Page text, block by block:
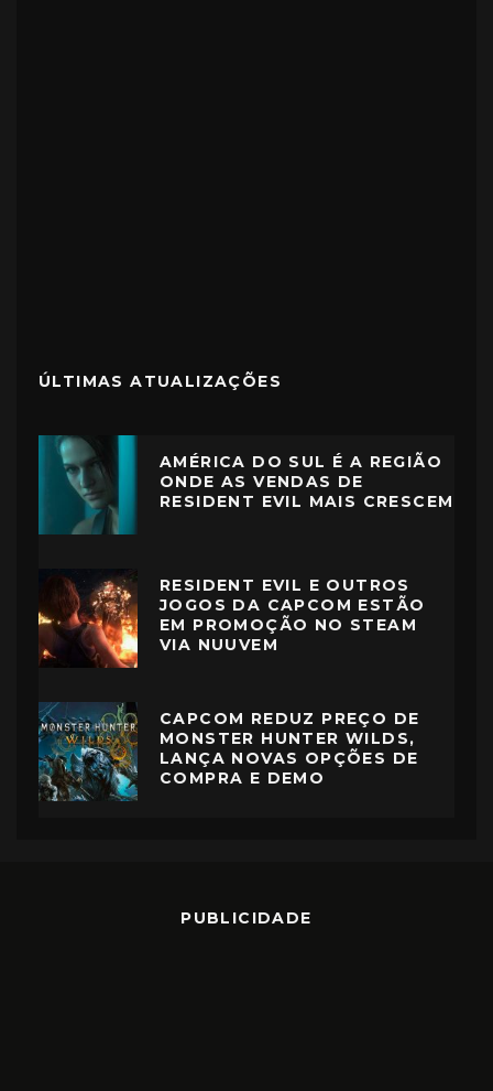
ÚLTIMAS ATUALIZAÇÕES
AMÉRICA DO SUL É A REGIÃO
ONDE AS VENDAS DE
RESIDENT EVIL MAIS CRESCEM
RESIDENT EVIL E OUTROS
JOGOS DA CAPCOM ESTÃO
EM PROMOÇÃO NO STEAM
VIA NUUVEM
CAPCOM REDUZ PREÇO DE
MONSTER HUNTER WILDS,
LANÇA NOVAS OPÇÕES DE
COMPRA E DEMO
PUBLICIDADE